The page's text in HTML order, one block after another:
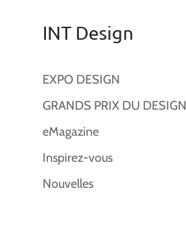
INT Design
EXPO DESIGN
GRANDS PRIX DU DESIGN
eMagazine
Inspirez-vous
Nouvelles